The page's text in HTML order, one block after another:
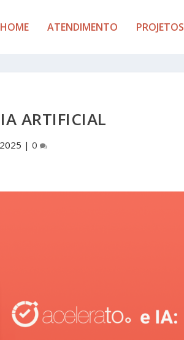
HOME ATENDIMENTO PROJETOS
ARTIFICIAL
|0